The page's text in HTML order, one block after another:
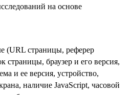
на основе
(URL страницы, реферер
страницы, браузер и его версия,
и ее версия, устройство,
наличие JavaScript, часовой